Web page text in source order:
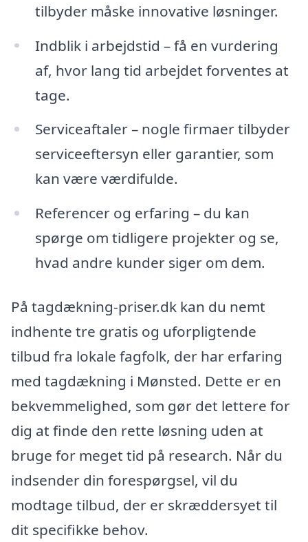
tilbyder måske innovative løsninger.
Indblik i arbejdstid – få en vurdering
af, hvor lang tid arbejdet forventes at
tage.
Serviceaftaler – nogle firmaer tilbyder
serviceeftersyn eller garantier, som
kan være værdifulde.
Referencer og erfaring – du kan
spørge om tidligere projekter og se,
hvad andre kunder siger om dem.
På tagdækning-priser.dk kan du nemt
indhente tre gratis og uforpligtende
tilbud fra lokale fagfolk, der har erfaring
med tagdækning i Mønsted. Dette er en
bekvemmelighed, som gør det lettere for
dig at finde den rette løsning uden at
bruge for meget tid på research. Når du
indsender din forespørgsel, vil du
modtage tilbud, der er skræddersyet til
dit specifikke behov.